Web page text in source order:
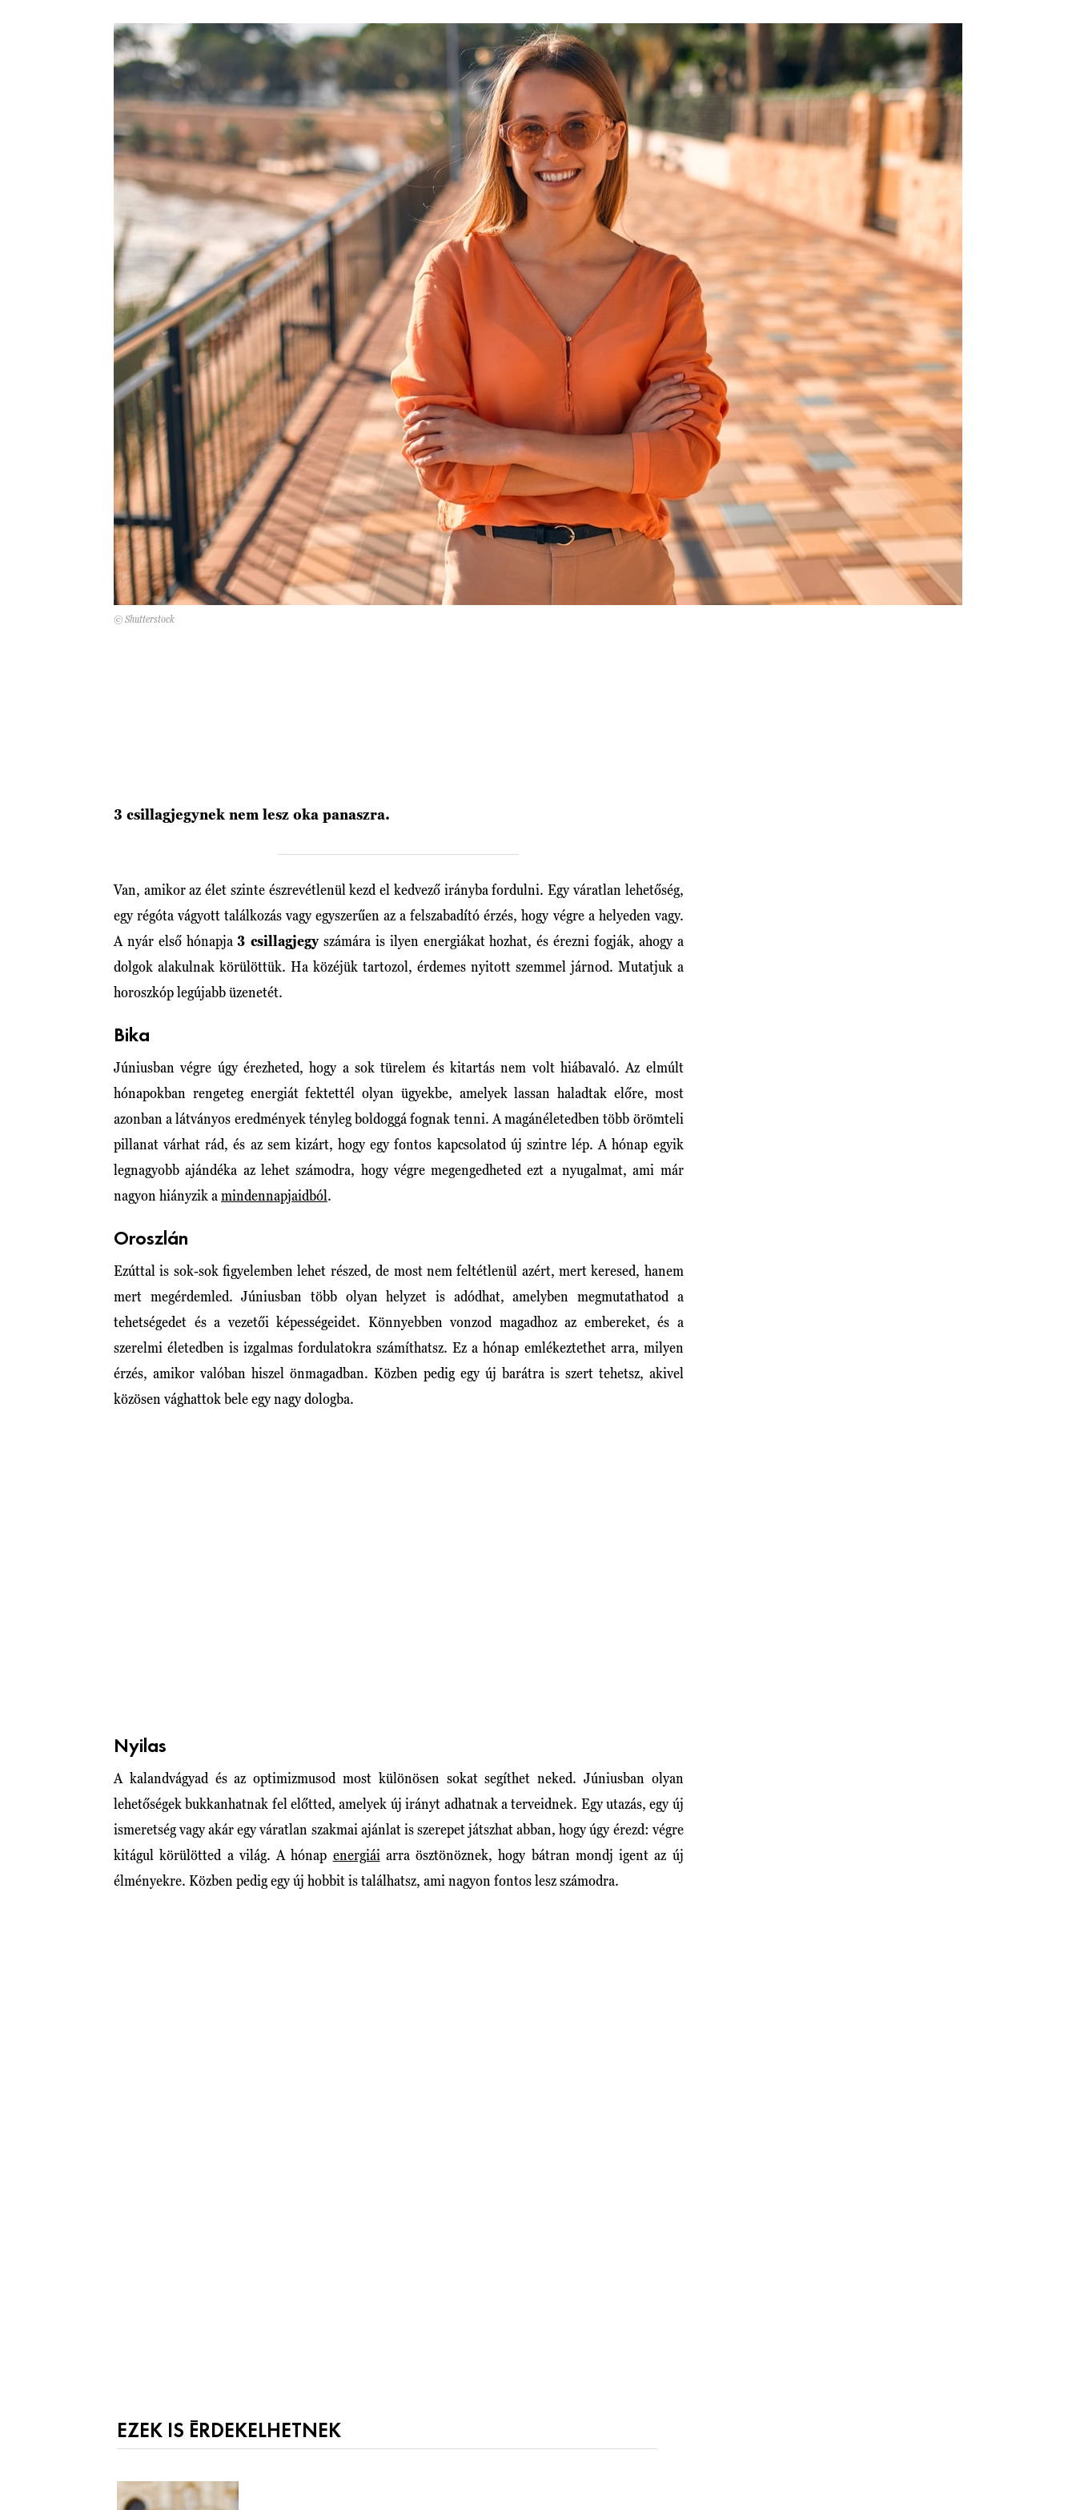
© Shutterstock
3 csillagjegynek nem lesz oka panaszra.
Van, amikor az élet szinte észrevétlenül kezd el kedvező irányba fordulni. Egy váratlan lehetőség,
egy régóta vágyott találkozás vagy egyszerűen az a felszabadító érzés, hogy végre a helyeden vagy.
A nyár első hónapja 3 csillagjegyszámára is ilyen energiákat hozhat, és érezni fogják, ahogy a
dolgok alakulnak körülöttük. Ha közéjük tartozol, érdemes nyitott szemmel járnod. Mutatjuk a
horoszkóp legújabb üzenetét.
Bika
Júniusban végre úgy érezheted, hogy a sok türelem és kitartás nem volt hiábavaló. Az elmúlt
hónapokban rengeteg energiát fektettél olyan ügyekbe, amelyek lassan haladtak előre, most
azonban a látványos eredmények tényleg boldoggá fognak tenni. A magánéletedben több örömteli
pillanat várhat rád, és az sem kizárt, hogy egy fontos kapcsolatod új szintre lép. A hónap egyik
legnagyobb ajándéka az lehet számodra, hogy végre megengedheted ezt a nyugalmat, ami már
nagyon hiányzik a mindennapjaidból.
Oroszlán
Ezúttal is sok-sok figyelemben lehet részed, de most nem feltétlenül azért, mert keresed, hanem
mert megérdemled. Júniusban több olyan helyzet is adódhat, amelyben megmutathatod a
tehetségedet és a vezetői képességeidet. Könnyebben vonzod magadhoz az embereket, és a
szerelmi életedben is izgalmas fordulatokra számíthatsz. Ez a hónap emlékeztethet arra, milyen
érzés, amikor valóban hiszel önmagadban. Közben pedig egy új barátra is szert tehetsz, akivel
közösen vághattok bele egy nagy dologba.
Nyilas
A kalandvágyad és az optimizmusod most különösen sokat segíthet neked. Júniusban olyan
lehetőségek bukkanhatnak fel előtted, amelyek új irányt adhatnak a terveidnek. Egy utazás, egy új
ismeretség vagy akár egy váratlan szakmai ajánlat is szerepet játszhat abban, hogy úgy érezd: végre
kitágul körülötted a világ. A hónap energiái arra ösztönöznek, hogy bátran mondj igent az új
élményekre. Közben pedig egy új hobbit is találhatsz, ami nagyon fontos lesz számodra.
EZEK IS ÉRDEKELHETNEK